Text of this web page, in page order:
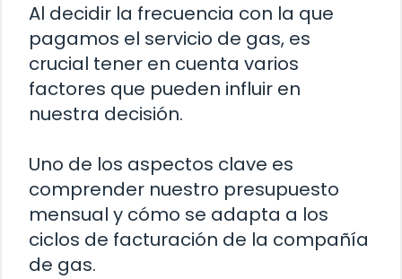
Al decidir la frecuencia con la que
pagamos el servicio de gas, es
crucial tener en cuenta varios
factores que pueden influir en
nuestra decisión.
Uno de los aspectos clave es
comprender nuestro presupuesto
mensual y cómo se adapta a los
ciclos de facturación de la compañía
de gas.